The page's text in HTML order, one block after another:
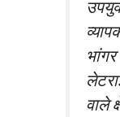
वाले